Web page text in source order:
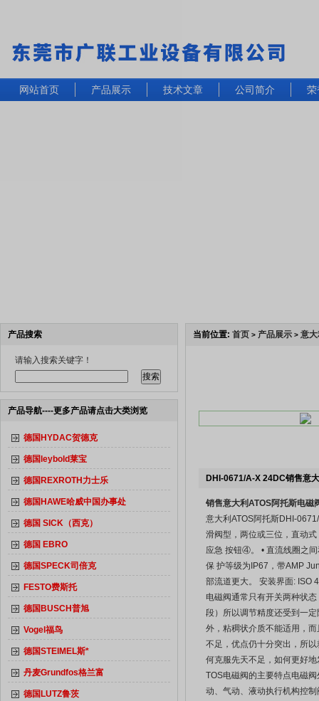
网站首页 产品展示 技术文章 公司简介 荣
产品搜索
请输入搜索关键字！
产品导航----更多产品请点击大类浏览
德国HYDAC贺德克
德国leybold莱宝
德国REXROTH力士乐
德国HAWE哈威中国办事处
德国 SICK（西克）
德国 EBRO
德国SPECK司倍克
FESTO费斯托
德国BUSCH普旭
Vogel福鸟
德国STEIMEL斯*
丹麦Grundfos格兰富
德国LUTZ鲁茨
当前位置: 首页 > 产品展示 > 意
DHI-0671/A-X 24DC销售意
销售意大利ATOS阿托斯电磁
意大利ATOS阿托斯DHI-
滑阀型，两位或三位，直动
应急 按钮④。 • 直流线圈之
保 护等级为IP67，带AMP
部流道更大。 安装界面: ISO
电磁阀通常只有开关两种状
段）所以调节精度还受到一
外，粘稠状介质不能适用，
不足，优点仍十分突出，所
何克服先天不足，如何更好
TOS电磁阀的主要特点电磁
动、气动、液动执行机构控